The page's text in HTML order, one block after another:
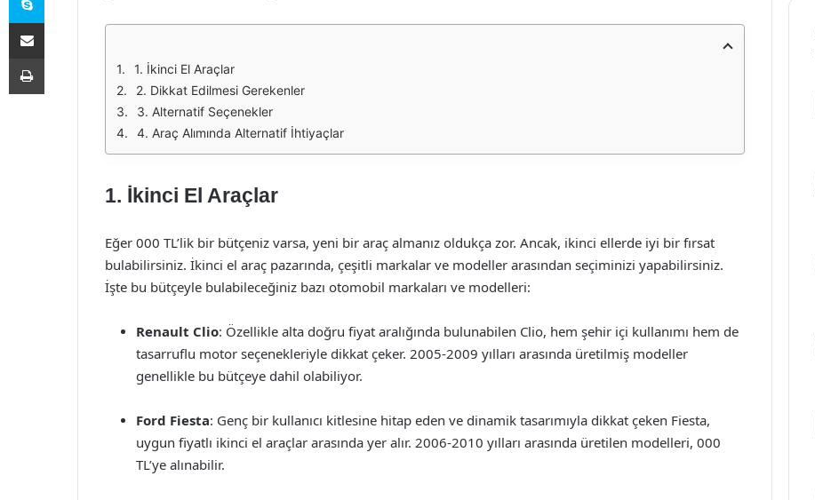
1. İkinci El Araçlar
2. Dikkat Edilmesi Gerekenler
3. Alternatif Seçenekler
4. Araç Alımında Alternatif İhtiyaçlar
1. İkinci El Araçlar
Eğer 000 TL’lik bir bütçeniz varsa, yeni bir araç almanız oldukça zor. Ancak, ikinci ellerde iyi bir fırsat
bulabilirsiniz. İkinci el araç pazarında, çeşitli markalar ve modeller arasından seçiminizi yapabilirsiniz.
İşte bu bütçeyle bulabileceğiniz bazı otomobil markaları ve modelleri:
Renault Clio: Özellikle alta doğru fiyat aralığında bulunabilen Clio, hem şehir içi kullanımı hem de
tasarruflu motor seçenekleriyle dikkat çeker. 2005-2009 yılları arasında üretilmiş modeller
genellikle bu bütçeye dahil olabiliyor.
Ford Fiesta: Genç bir kullanıcı kitlesine hitap eden ve dinamik tasarımıyla dikkat çeken Fiesta,
uygun fiyatlı ikinci el araçlar arasında yer alır. 2006-2010 yılları arasında üretilen modelleri, 000
TL’ye alınabilir.
E-Posta ile paylaş